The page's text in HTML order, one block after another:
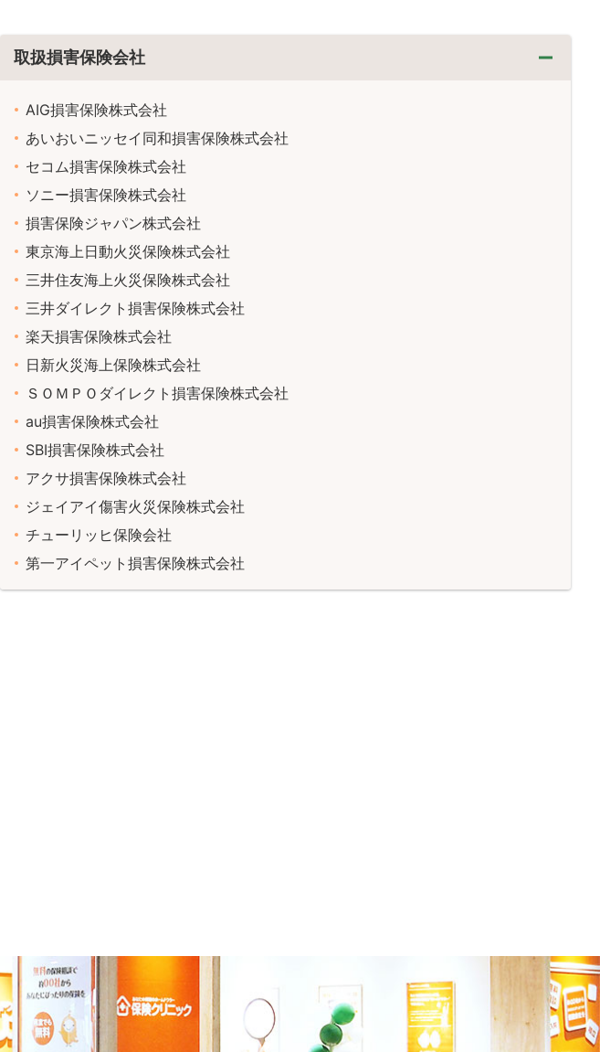
取扱損害保険会社
AIG損害保険株式会社
あいおいニッセイ同和損害保険株式会社
セコム損害保険株式会社
ソニー損害保険株式会社
損害保険ジャパン株式会社
東京海上日動火災保険株式会社
三井住友海上火災保険株式会社
三井ダイレクト損害保険株式会社
楽天損害保険株式会社
日新火災海上保険株式会社
ＳＯＭＰＯダイレクト損害保険株式会社
au損害保険株式会社
SBI損害保険株式会社
アクサ損害保険株式会社
ジェイアイ傷害火災保険株式会社
チューリッヒ保険会社
第一アイペット損害保険株式会社